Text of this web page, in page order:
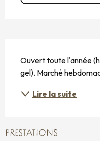
Ouvert toute l'année
gel). Marché
Lire la suite
PRESTATIONS